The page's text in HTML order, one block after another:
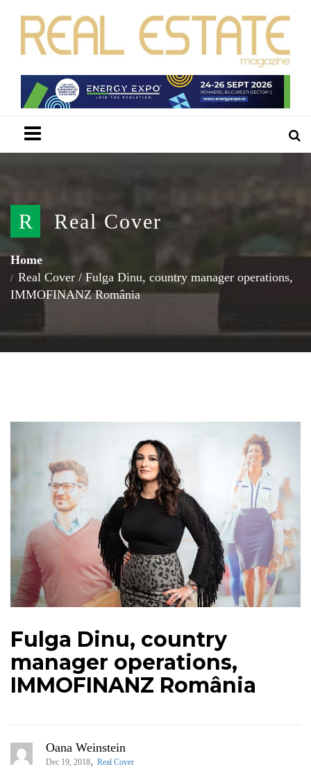
R Real Cover
Home
Real Cover /Fulga Dinu, country manager operations,
IMMOFINANZ România
Fulga Dinu, country
manager operations,
IMMOFINANZ România
Oana Weinstein
Dec 19, 2018, Real Cover